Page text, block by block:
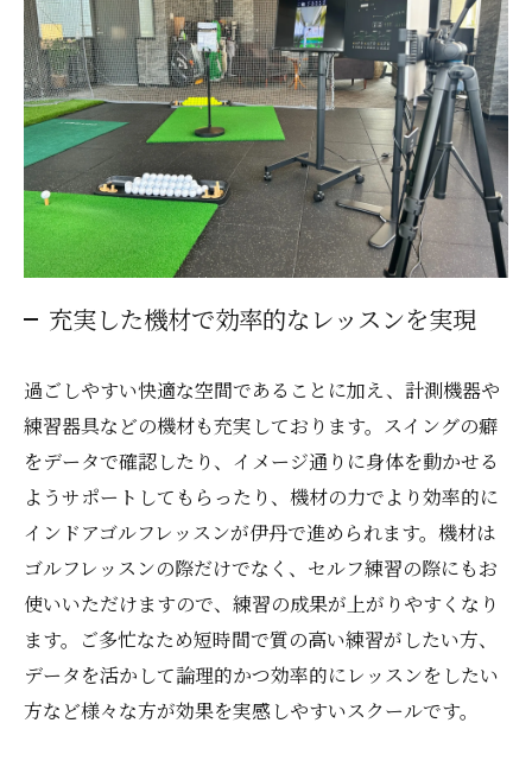
充実した機材で効率的なレッスンを実現
過ごしやすい快適な空間であることに加え、計測機器や
練習器具などの機材も充実しております。スイングの癖
をデータで確認したり、イメージ通りに身体を動かせる
ようサポートしてもらったり、機材の力でより効率的に
インドアゴルフレッスンが伊丹で進められます。機材は
ゴルフレッスンの際だけでなく、セルフ練習の際にもお
使いいただけますので、練習の成果が上がりやすくなり
ます。ご多忙なため短時間で質の高い練習がしたい方、
データを活かして論理的かつ効率的にレッスンをしたい
方など様々な方が効果を実感しやすいスクールです。